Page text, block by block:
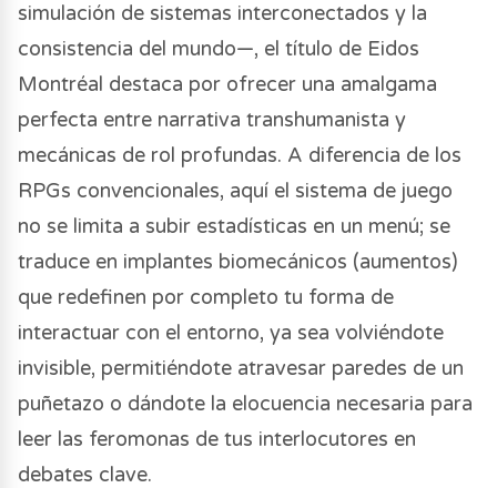
simulación de sistemas interconectados y la
consistencia del mundo—, el título de Eidos
Montréal destaca por ofrecer una amalgama
perfecta entre narrativa transhumanista y
mecánicas de rol profundas. A diferencia de los
RPGs convencionales, aquí el sistema de juego
no se limita a subir estadísticas en un menú; se
traduce en implantes biomecánicos (aumentos)
que redefinen por completo tu forma de
interactuar con el entorno, ya sea volviéndote
invisible, permitiéndote atravesar paredes de un
puñetazo o dándote la elocuencia necesaria para
leer las feromonas de tus interlocutores en
debates clave.